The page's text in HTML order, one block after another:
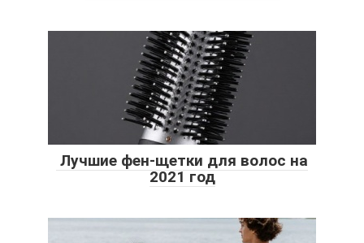
‍ Лучшие фен-щетки для волос на
2021 год